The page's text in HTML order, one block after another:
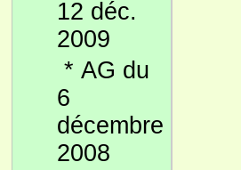
12 déc.
2009
* AG du
6
décembre
2008